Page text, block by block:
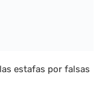
estafas por falsas